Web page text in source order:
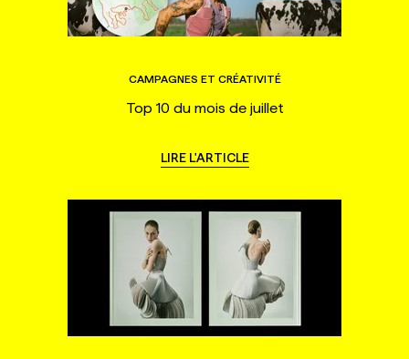
CAMPAGNES ET CRÉATIVITÉ
Top 10 du mois de juillet
LIRE L'ARTICLE